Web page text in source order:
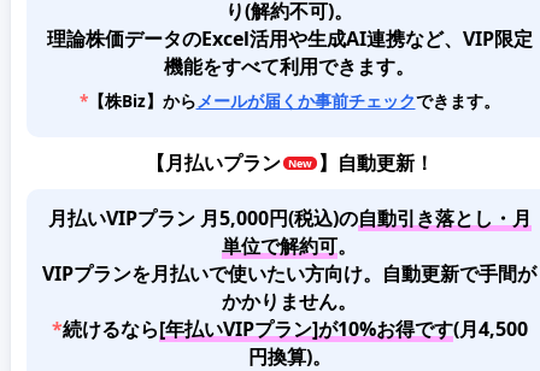
り(解約不可)。
理論株価データのExcel活用や生成AI連携など、VIP限定
機能をすべて利用できます。
*【株Biz】からメールが届くか事前チェックできます。
【月払いプラン 】自動更新！
月払いVIPプラン 月5,000円(税込)の自動引き落とし・月
単位で解約可。
VIPプランを月払いで使いたい方向け。自動更新で手間が
かかりません。
*続けるなら[年払いVIPプラン]が10%お得です(月4,500
円換算)。